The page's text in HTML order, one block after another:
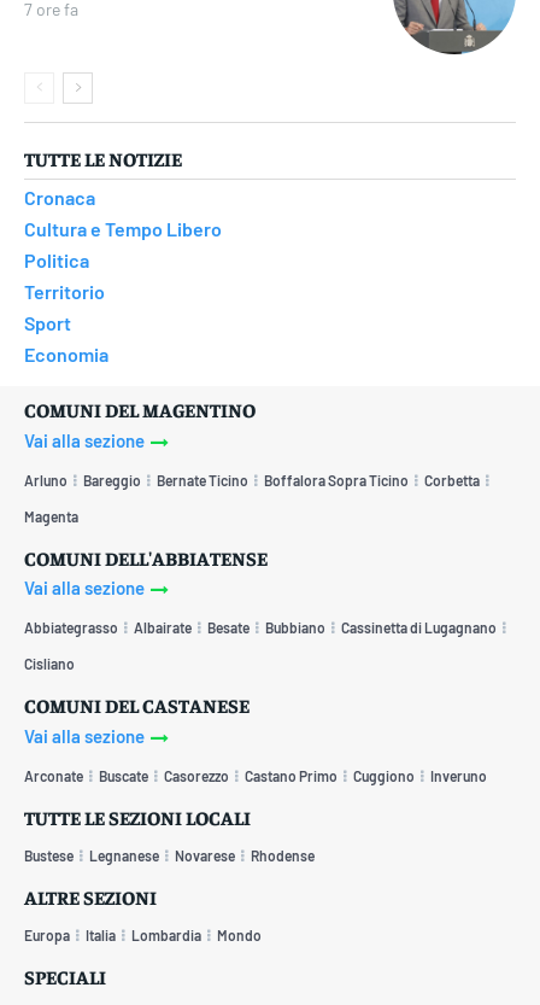
7 ore fa
TUTTE LE NOTIZIE
Cronaca
Cultura e Tempo Libero
Politica
Territorio
Sport
Economia
COMUNI DEL MAGENTINO
Vai alla sezione
Arluno Bareggio Bernate Ticino Boffalora Sopra Ticino Corbetta
Magenta
COMUNI DELL'ABBIATENSE
Vai alla sezione
Abbiategrasso Albairate Besate Bubbiano Cassinetta di Lugagnano
Cisliano
COMUNI DEL CASTANESE
Vai alla sezione
Arconate Buscate Casorezzo Castano Primo Cuggiono Inveruno
TUTTE LE SEZIONI LOCALI
Bustese Legnanese Novarese Rhodense
ALTRE SEZIONI
Europa Italia Lombardia Mondo
SPECIALI